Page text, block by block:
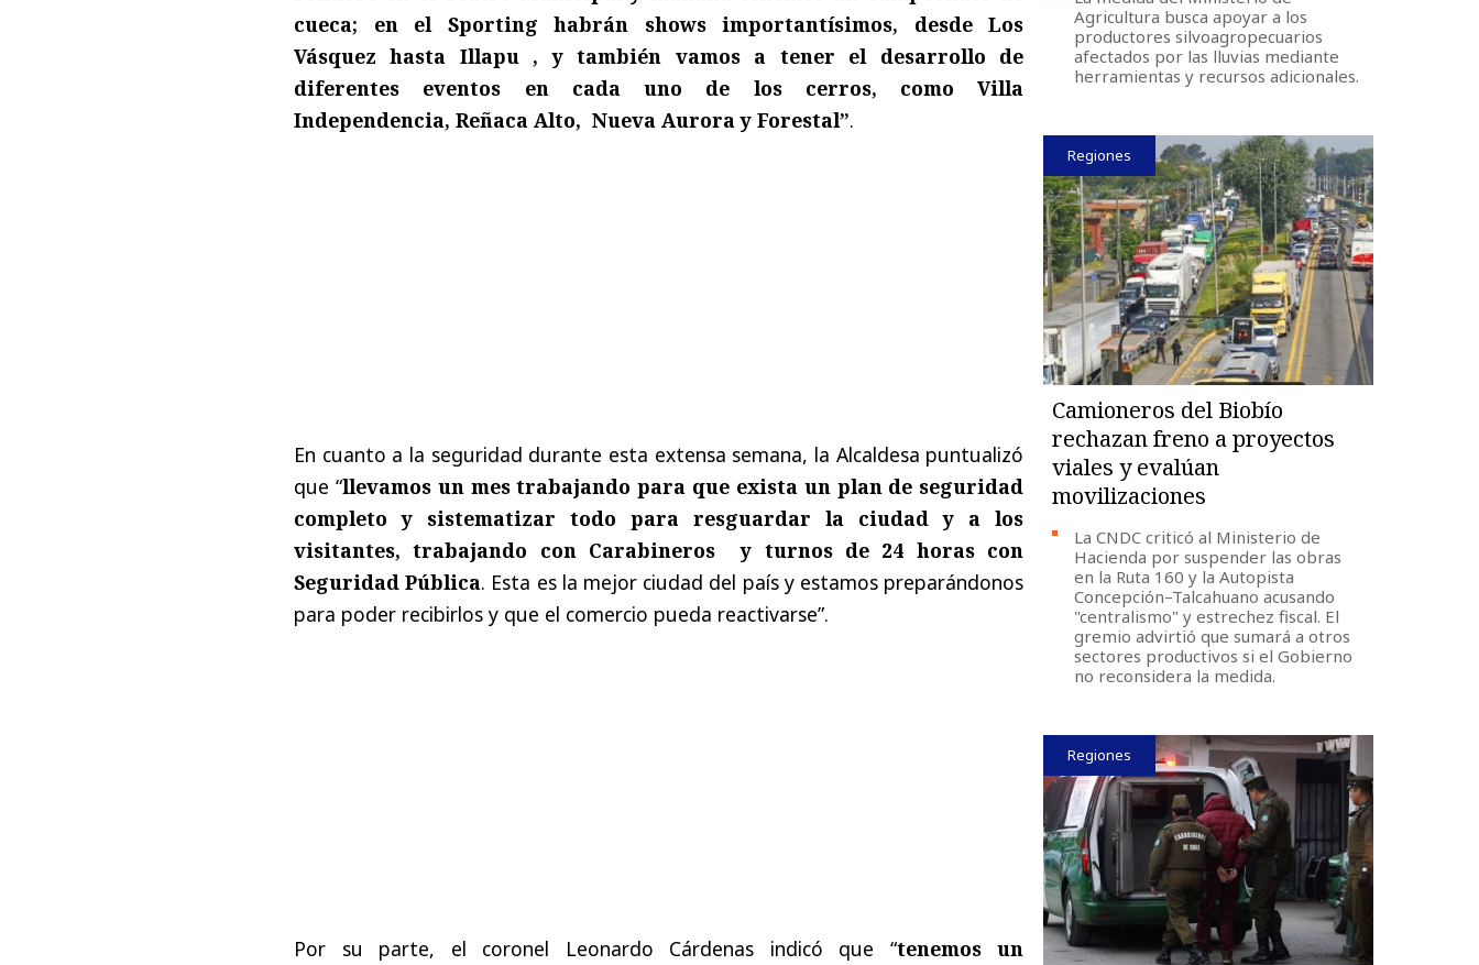
cueca; en el Sporting habrán shows importantísimos, desde Los
Vásquez hasta Illapu , y también vamos a tener el desarrollo de
diferentes eventos en cada uno de los cerros, como Villa
Independencia, Reñaca Alto, Nueva Aurora y Forestal”.
En cuanto a la seguridad durante esta extensa semana, la Alcaldesa puntualizó
que “llevamos un mes trabajando para que exista un plan de seguridad
completo y sistematizar todo para resguardar la ciudad y a los
visitantes, trabajando con Carabineros y turnos de 24 horas con
Seguridad Pública. Esta es la mejor ciudad del país y estamos preparándonos
para poder recibirlos y que el comercio pueda reactivarse”.
Por su parte, el coronel Leonardo Cárdenas indicó que “tenemos un
Agricultura busca apoyar a los
productores silvoagropecuarios
afectados por las lluvias mediante
herramientas y recursos adicionales.
Regiones
Camioneros del Biobío
rechazan freno a proyectos
viales y evalúan
movilizaciones
La CNDC criticó al Ministerio de
Hacienda por suspender las obras
en la Ruta 160 y la Autopista
Concepción–Talcahuano acusando
"centralismo" y estrechez fiscal. El
gremio advirtió que sumará a otros
sectores productivos si el Gobierno
no reconsidera la medida.
Regiones